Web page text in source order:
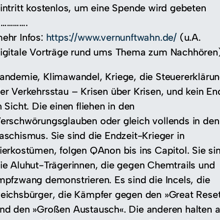
kostenlos, um eine Spende wird gebeten
Infos: https://www.vernunftwahn.de/ (u.A.
Vorträge rund ums Thema zum
Klimawandel, Kriege, die
Verkehrsstau – Krisen über Krisen, und kein
Sicht. Die einen fliehen in den
oder gleich vollends in den
Sie sind die Endzeit-Krieger in
folgen QAnon bis ins Capitol. Sie
Aluhut-Trägerinnen, die gegen Chemtrails und
demonstrieren. Es sind die Incels, die
die Kämpfer gegen den »Great
den »Großen Austausch«. Die anderen halten